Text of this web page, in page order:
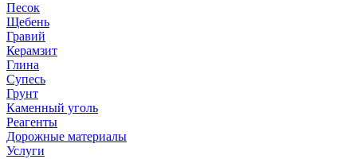
Песок
Щебень
Гравий
Керамзит
Глина
Супесь
Грунт
Каменный уголь
Реагенты
Дорожные материалы
Услуги